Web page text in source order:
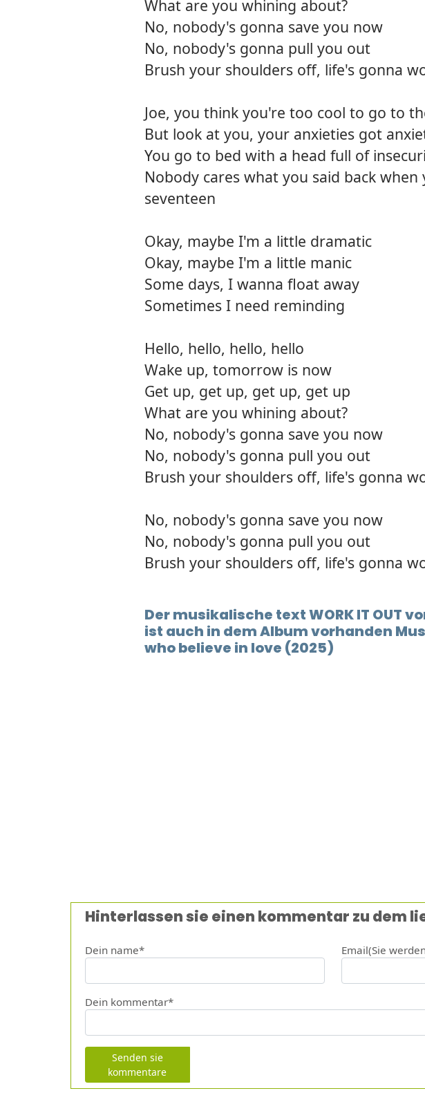
What are you whining about?
No, nobody's gonna save you now
No, nobody's gonna pull you out
Brush your shoulders off, life's gonna
Joe, you think you're too cool to go to
But look at you, your anxieties got
You go to bed with a head full of
Nobody cares what you said back when
seventeen
Okay, maybe I'm a little dramatic
Okay, maybe I'm a little manic
Some days, I wanna float away
Sometimes I need reminding
Hello, hello, hello, hello
Wake up, tomorrow is now
Get up, get up, get up, get up
What are you whining about?
No, nobody's gonna save you now
No, nobody's gonna pull you out
Brush your shoulders off, life's gonna
No, nobody's gonna save you now
No, nobody's gonna pull you out
Brush your shoulders off, life's gonna
Der musikalische text WORK IT OUT
ist auch in dem Album vorhanden
who believe in love (2025)
Hinterlassen sie einen kommentar zu dem
Dein name* Email(Sie
Dein kommentar*
Senden sie
kommentare